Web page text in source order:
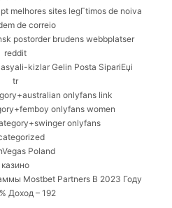
melhores sites legГ­timos de noiva
de correio
postorder brudens webbplatser
reddit
kizlar Gelin Posta SipariЕџi
tr
onlyfans link
onlyfans women
onlyfans
Poland
казино
Mostbet Partners В 2023 Году
Доход – 192